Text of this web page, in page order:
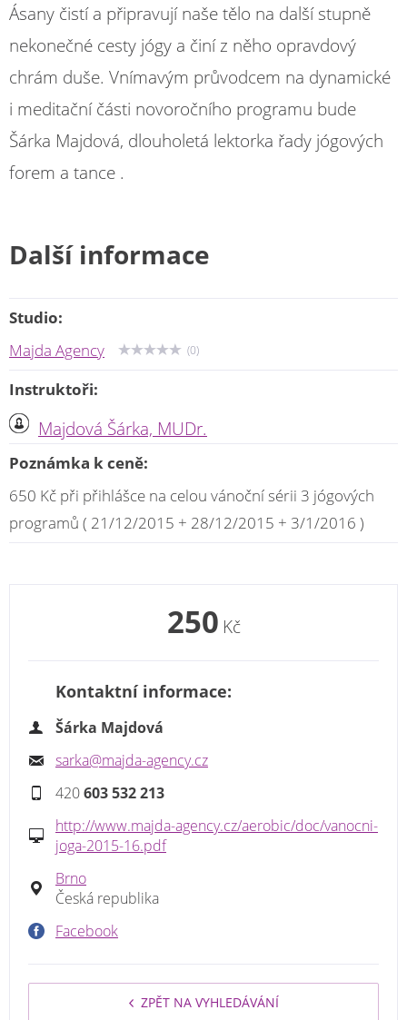
Ásany čistí a připravují naše tělo na další stupně
nekonečné cesty jógy a činí z něho opravdový
chrám duše. Vnímavým průvodcem na dynamické
i meditační části novoročního programu bude
Šárka Majdová, dlouholetá lektorka řady jógových
forem a tance .
Další informace
Studio:
Majda Agency
(0)
Instruktoři:
Majdová Šárka, MUDr.
Poznámka k ceně:
650 Kč při přihlášce na celou vánoční sérii 3 jógových
programů ( 21/12/2015 + 28/12/2015 + 3/1/2016 )
250 Kč
Kontaktní informace:
Šárka Majdová
sarka@majda-agency.cz
420603 532 213
http://www.majda-agency.cz/aerobic/doc/vanocni-
joga-2015-16.pdf
Brno
Česká republika
Facebook
ZPĚT NA VYHLEDÁVÁNÍ